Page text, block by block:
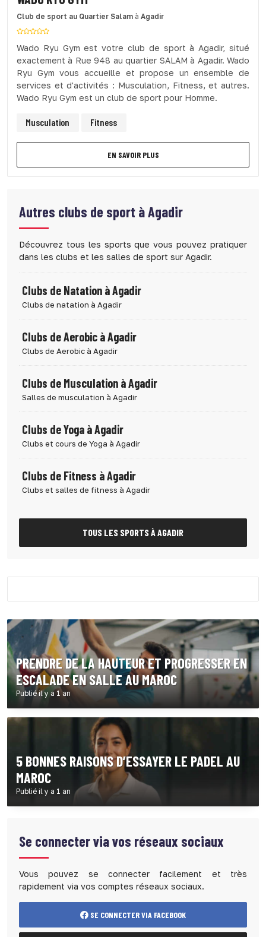
Club de sport au Quartier Salam à Agadir
Wado Ryu Gym est votre club de sport à Agadir, situé
exactement à Rue 948 au quartier SALAM à Agadir. Wado
Ryu Gym vous accueille et propose un ensemble de
services et d'activités : Musculation, Fitness, et autres.
Wado Ryu Gym est un club de sport pour Homme.
Musculation Fitness
EN SAVOIR PLUS
Autres clubs de sport àAgadir
Découvrez tous les sports que vous pouvez pratiquer
dans les clubs et les salles de sport sur Agadir.
Clubs de Natation à Agadir
Clubs de natation à Agadir
Clubs de Aerobic à Agadir
Clubs de Aerobic à Agadir
Clubs de Musculation à Agadir
Salles de musculation à Agadir
Clubs de Yoga à Agadir
Clubs et cours de Yoga à Agadir
Clubs de Fitness à Agadir
Clubs et salles de fitness à Agadir
TOUS LES SPORTS À AGADIR
PRENDRE DE LA HAUTEUR ET PROGRESSER EN
ESCALADE EN SALLE AU MAROC
Publié il y a 1 an
5 BONNES RAISONS D’ESSAYER LE PADEL AU
MAROC
Publié il y a 1 an
Se connecter via vos réseaux sociaux
Vous pouvez se connecter facilement et très
rapidement via vos comptes réseaux sociaux.
SE CONNECTER VIA FACEBOOK